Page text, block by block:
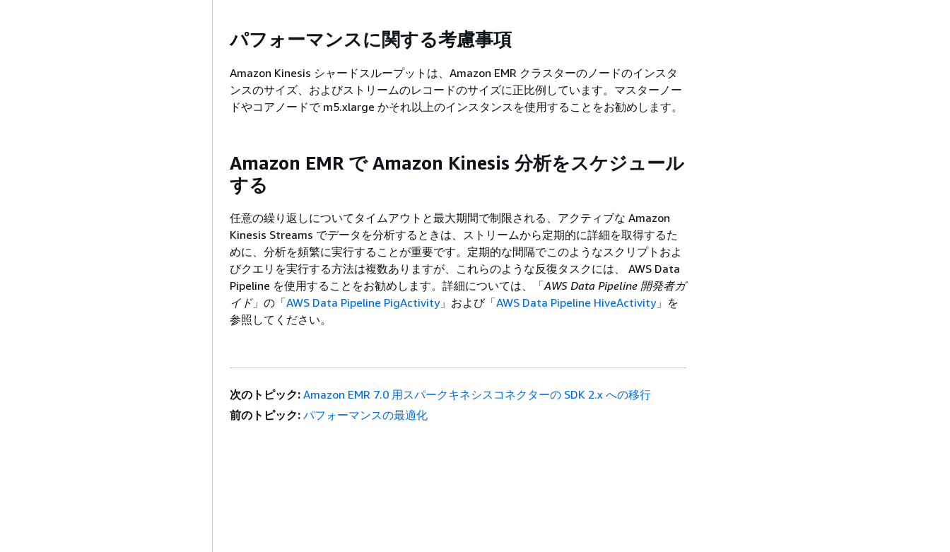
パフォーマンスに関する考慮事項
Amazon Kinesis シャードスループットは、Amazon EMR クラスターのノードのインスタ
ンスのサイズ、およびストリームのレコードのサイズに正比例しています。マスターノー
ドやコアノードで m5.xlarge かそれ以上のインスタンスを使用することをお勧めします。
Amazon EMR で Amazon Kinesis 分析をスケジュール
する
任意の繰り返しについてタイムアウトと最大期間で制限される、アクティブな Amazon
Kinesis Streams でデータを分析するときは、ストリームから定期的に詳細を取得するた
めに、分析を頻繁に実行することが重要です。定期的な間隔でこのようなスクリプトおよ
びクエリを実行する方法は複数ありますが、これらのような反復タスクには、 AWS Data
Pipeline を使用することをお勧めします。詳細については、「AWS Data Pipeline 開発者ガ
イド」の「AWS Data Pipeline PigActivity」および「AWS Data Pipeline HiveActivity」を
参照してください。
次のトピック: Amazon EMR 7.0 用スパークキネシスコネクターの SDK 2.x への移行
前のトピック: パフォーマンスの最適化